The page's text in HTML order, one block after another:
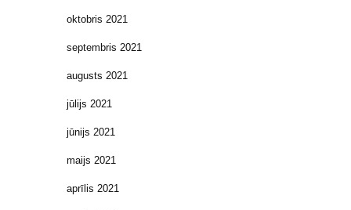
oktobris 2021
septembris 2021
augusts 2021
jūlijs 2021
jūnijs 2021
maijs 2021
aprīlis 2021